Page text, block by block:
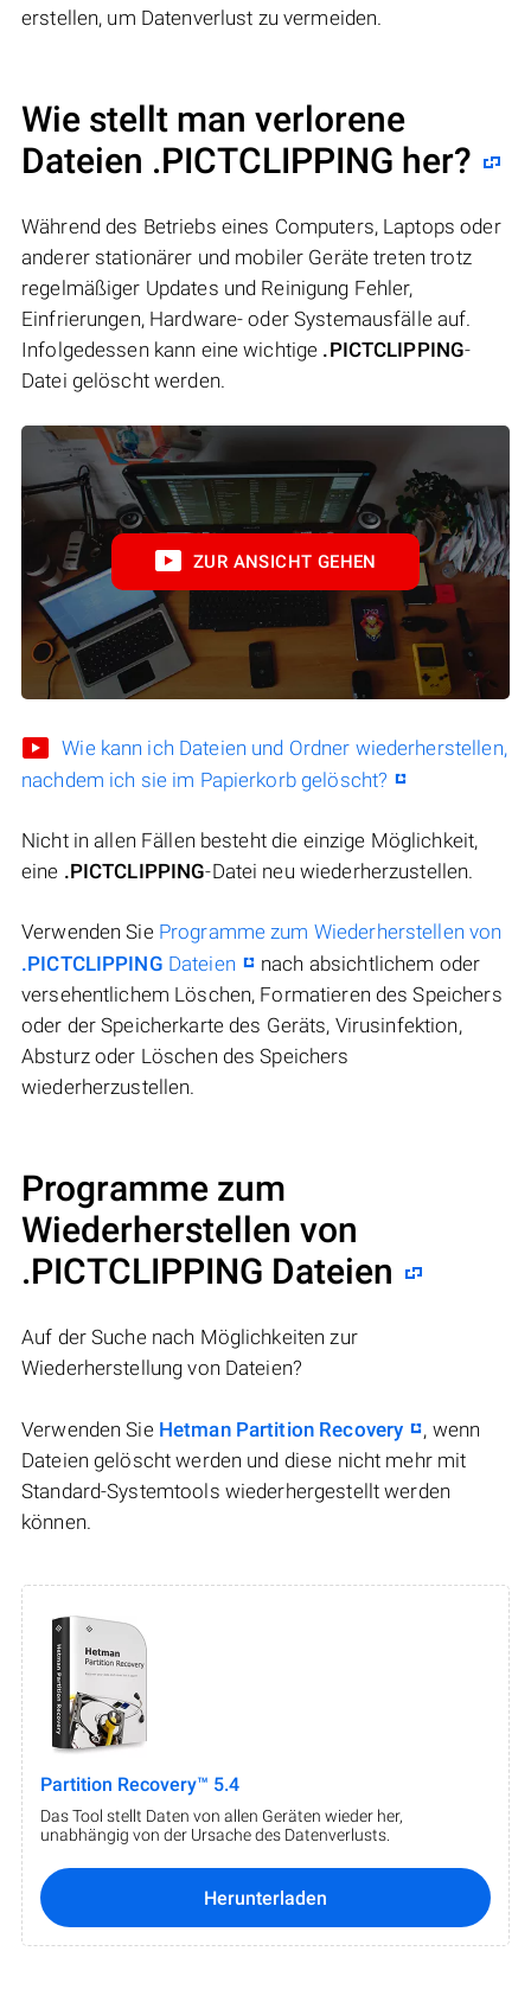
erstellen, um Datenverlust zu vermeiden.
Wie stellt man verlorene
Dateien .PICTCLIPPING her?
Während des Betriebs eines Computers, Laptops oder
anderer stationärer und mobiler Geräte treten trotz
regelmäßiger Updates und Reinigung Fehler,
Einfrierungen, Hardware- oder Systemausfälle auf.
Infolgedessen kann eine wichtige .PICTCLIPPING-
Datei gelöscht werden.
ZUR ANSICHT GEHEN
Wie kann ich Dateien und Ordner wiederherstellen,
nachdem ich sie im Papierkorb gelöscht?
Nicht in allen Fällen besteht die einzige Möglichkeit,
eine .PICTCLIPPING-Datei neu wiederherzustellen.
Verwenden Sie Programme zum Wiederherstellen von
.PICTCLIPPING Dateien
nach absichtlichem oder
versehentlichem Löschen, Formatieren des Speichers
oder der Speicherkarte des Geräts, Virusinfektion,
Absturz oder Löschen des Speichers
wiederherzustellen.
Programme zum
Wiederherstellen von
.PICTCLIPPING Dateien
Auf der Suche nach Möglichkeiten zur
Wiederherstellung von Dateien?
Verwenden Sie Hetman Partition Recovery
, wenn
Dateien gelöscht werden und diese nicht mehr mit
Standard-Systemtools wiederhergestellt werden
können.
Partition Recovery™ 5.4
Das Tool stellt Daten von allen Geräten wieder her,
unabhängig von der Ursache des Datenverlusts.
Herunterladen